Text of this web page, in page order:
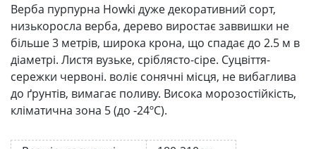
Верба пурпурна Howki дуже декоративний сорт,
низькоросла верба, дерево виростає заввишки не
більше 3 метрів, широка крона, що спадає до 2.5 м в
діаметрі. Листя вузьке, сріблясто-сіре. Суцвіття-
сережки червоні. воліє сонячні місця, не вибаглива
до ґрунтів, вимагає поливу. Висока морозостійкість,
кліматична зона 5 (до -24ºС).